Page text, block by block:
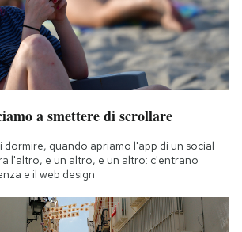
a smettere di scrollare
dormire, quando apriamo l'app di un social
l'altro, e un altro, e un altro: c'entrano
e il web design